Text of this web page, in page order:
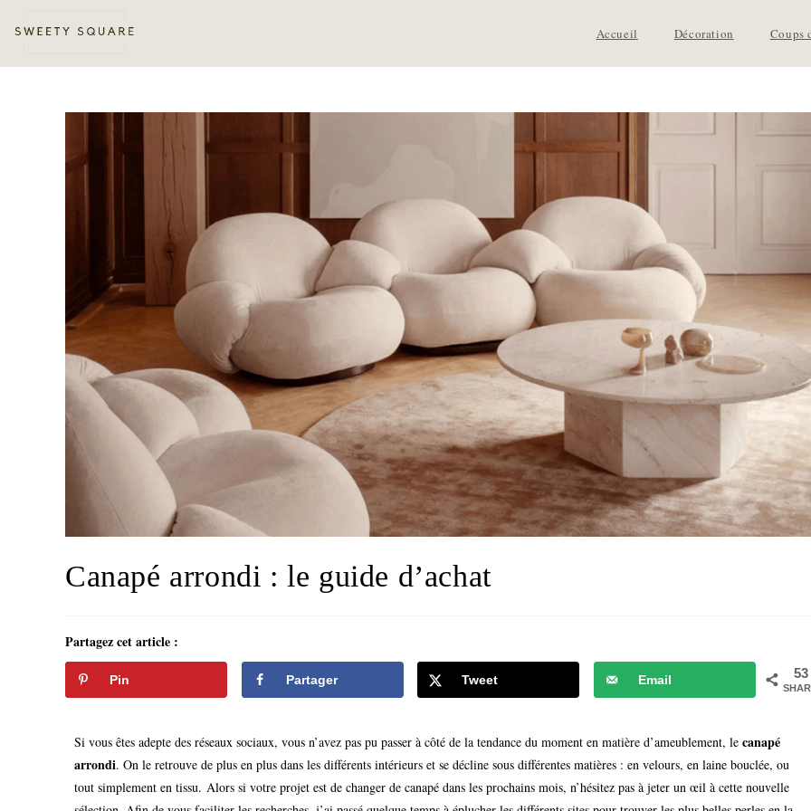
Accueil Décoration Coups
Canapé arrondi : le guide d’achat
Partagez cet article :
53
Pin Partager Tweet Email
Si vous êtes adepte des réseaux sociaux, vous n’avez pas pu passer à côté de la tendance du moment en matière d’ameublement, le canapé
arrondi. On le retrouve de plus en plus dans les différents intérieurs et se décline sous différentes matières : en velours, en laine bouclée, ou
tout simplement en tissu. Alors si votre projet est de changer de canapé dans les prochains mois, n’hésitez pas à jeter un œil à cette nouvelle